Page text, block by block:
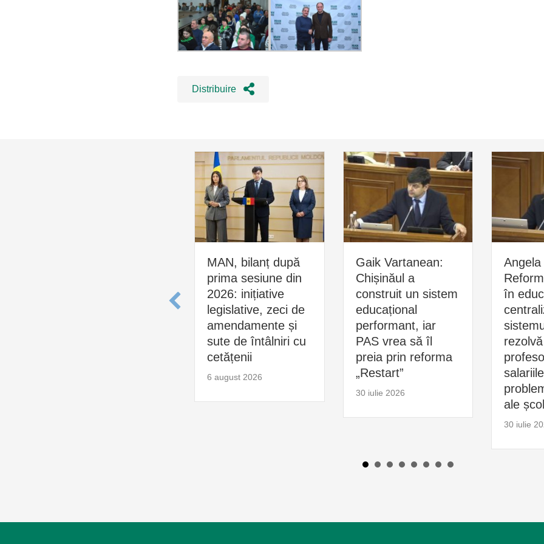
Distribuire
MAN, bilanț după
prima sesiune din
2026: inițiative
legislative, zeci de
amendamente și
sute de întâlniri cu
cetățenii
6 august 2026
Gaik Vartanean:
Chișinăul a
construit un sistem
educațional
performant, iar
PAS vrea să îl
preia prin reforma
„Restart”
30 iulie 2026
în
ale
30 iulie